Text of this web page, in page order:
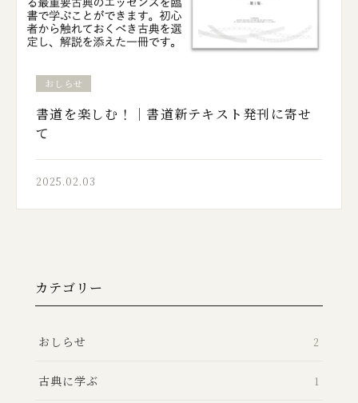
おしらせ
書道を楽しむ！｜書道新テキスト発刊に寄せ
て
2025.02.03
カテゴリー
おしらせ 2
古典に学ぶ 1